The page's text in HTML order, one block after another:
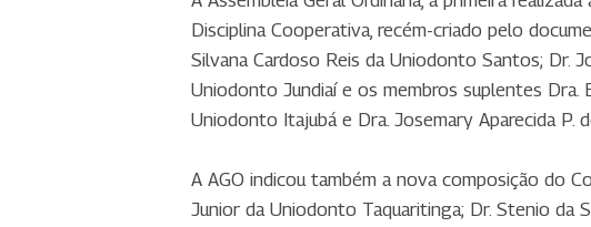
Disciplina Cooperativa, recém-criado pelo
Silvana Cardoso Reis da Uniodonto Santos; Dr.
Uniodonto Jundiaí e os membros suplentes Dra.
Uniodonto Itajubá e Dra. Josemary Aparecida P.
A AGO indicou também a nova composição do
Junior da Uniodonto Taquaritinga; Dr. Stenio